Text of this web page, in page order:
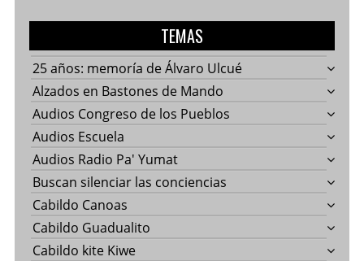
TEMAS
25 años: memoría de Álvaro Ulcué
Alzados en Bastones de Mando
Audios Congreso de los Pueblos
Audios Escuela
Audios Radio Pa' Yumat
Buscan silenciar las conciencias
Cabildo Canoas
Cabildo Guadualito
Cabildo kite Kiwe